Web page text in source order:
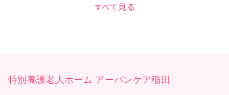
すべて見る
特別養護老人ホーム アーバンケア稲田